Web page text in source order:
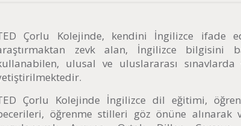
Çorlu Kolejinde, kendini İngilizce ifade
zevk alan, İngilizce bilgisini
ulusal ve uluslararası
Çorlu Kolejinde İngilizce dil eğitimi,
öğrenme stilleri göz önüne